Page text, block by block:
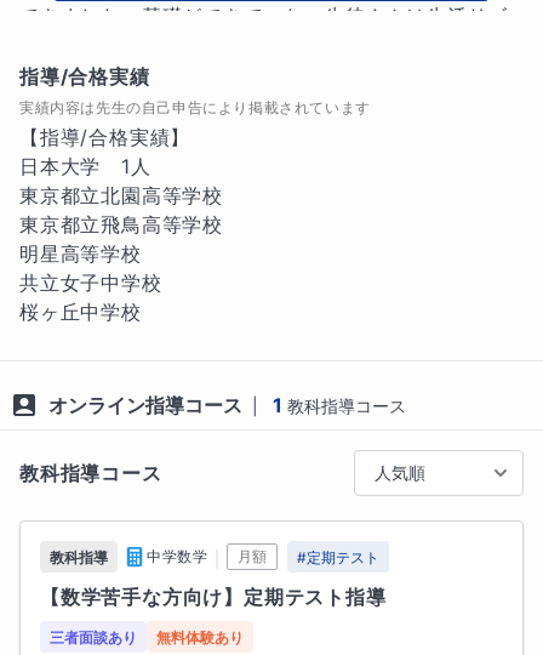
てきました。基礎ができていない生徒さんは生活リズ
かったりするので、毎日どのように過ごせばより勉強
に集中できるかを生徒さんと共に考えてきました。
■指導方針・指導ポイント
まずは生徒さんが「どこまで理解しているか」とい
うことを把握します。そして、理解できていなかった
箇所まで戻り、そこから今やるべき単元までをしっか
りと穴埋めしていきます。
また、一度私が教えたことをもとに自分で内容を理
らいます。書くことだけではなく話すことで記憶が定
着しやすくなるためです。
「成績が上がらないものの、どのように接すればしっ
に遅れが出てしまっている」「生活リズムが整ってい
ない生徒さんがいる」このようなご家庭と相性が良い
かと思います。
指導/合格実績
実績内容は先生の自己申告により掲載されています
【指導/合格実績】
日本大学　1人
東京都立北園高等学校
東京都立飛鳥高等学校
明星高等学校
共立女子中学校
桜ヶ丘中学校
オンライン指導コース 1 教科指導コース
教科指導コース 人気順
教科指導 中学数学 月額 #定期テスト
【数学苦手な方向け】定期テスト指導
三者面談あり 無料体験あり